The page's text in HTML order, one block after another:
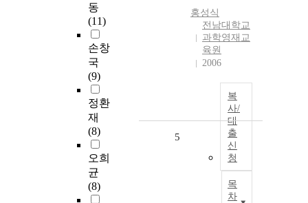
동
(11)
손창
국
(9)
정환
재
(8)
오희
균
(8)
홍성식
전남대학교
과학영재교
육원
2006
복
사/
대
출
신
청
목
차
5